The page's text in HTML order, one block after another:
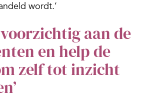
wordt.’
voorzichtig aan de
en help de
zelf tot inzicht